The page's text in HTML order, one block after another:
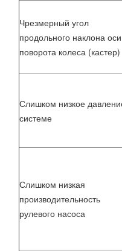
Чрезмерный угол
продольного наклона оси
поворота колеса (кастер)
Слишком низкое
системе
Слишком низкая
производительность
рулевого насоса